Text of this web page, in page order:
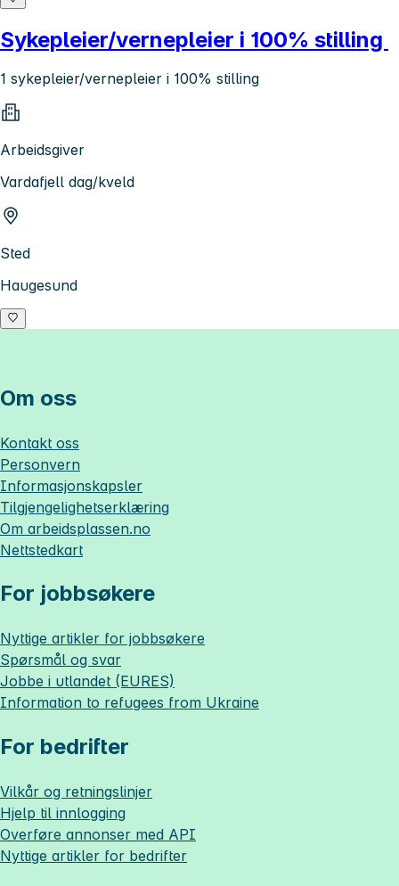
Sykepleier/vernepleier i 100% stilling
1 sykepleier/vernepleier i 100% stilling
Arbeidsgiver
Vardafjell dag/kveld
Sted
Haugesund
Om oss
Kontakt oss
Personvern
Informasjonskapsler
Tilgjengelighetserklæring
Om arbeidsplassen.no
Nettstedkart
For jobbsøkere
Nyttige artikler for jobbsøkere
Spørsmål og svar
Jobbe i utlandet (EURES)
Information to refugees from Ukraine
For bedrifter
Vilkår og retningslinjer
Hjelp til innlogging
Overføre annonser med API
Nyttige artikler for bedrifter